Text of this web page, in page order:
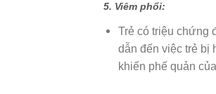
5. Viêm phổi:
Trẻ có triệu chứng
dẫn đến việc trẻ bị
khiến phế quản